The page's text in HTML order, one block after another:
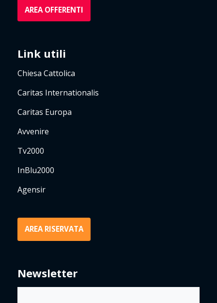
AREA OFFERENTI
Link utili
Chiesa Cattolica
Caritas Internationalis
Caritas Europa
Avvenire
Tv2000
InBlu2000
Agensir
AREA RISERVATA
Newsletter